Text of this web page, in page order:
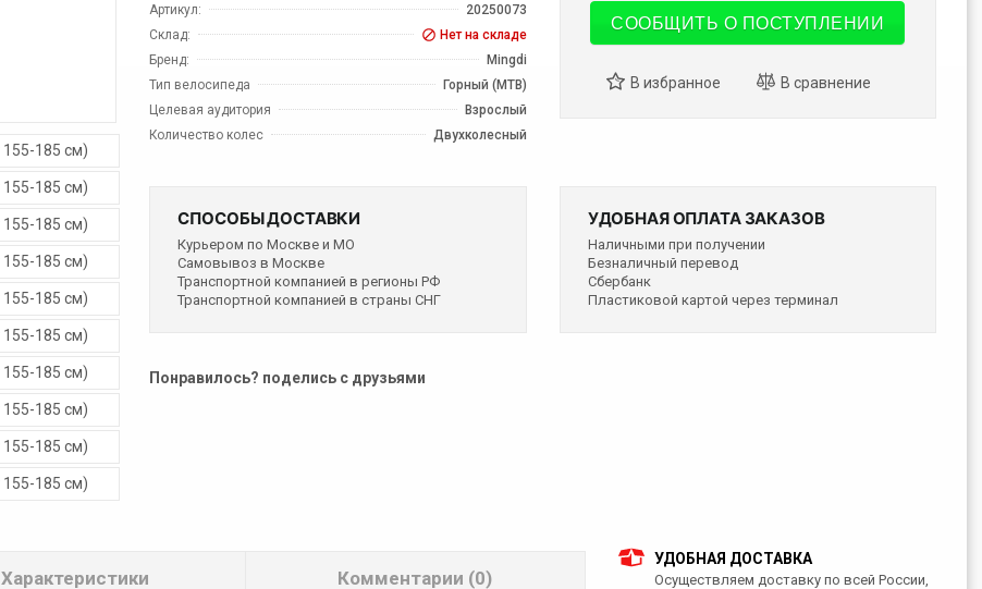
Артикул:
20250073
Склад:
Нет на складе
Бренд:
Mingdi
Тип велосипеда
Горный (MTB)
Целевая аудитория
Взрослый
Количество колес
Двухколесный
СООБЩИТЬ О ПОСТУПЛЕНИИ
СПОСОБЫ ДОСТАВКИ
Курьером по Москве и МО
Самовывоз в Москве
Транспортной компанией в регионы РФ
Транспортной компанией в страны СНГ
УДОБНАЯ ОПЛАТА ЗАКАЗОВ
Наличными при получении
Безналичный перевод
Сбербанк
Пластиковой картой через терминал
Понравилось? поделись с друзьями
Характеристики Комментарии (0)
УДОБНАЯ ДОСТАВКА
Осуществляем доставку по всей России,